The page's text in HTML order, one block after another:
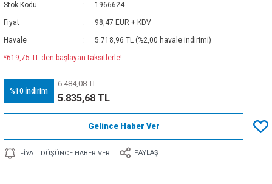
Stok Kodu 1966624
Fiyat 98,47 EUR + KDV
Havale 5.718,96 TL (%2,00 havale indirimi)
*619,75 TL den başlayan taksitlerle!
%10 İndirim
6.484,08 TL
5.835,68 TL
Gelince Haber Ver
FIYATI DÜŞÜNCE HABER VER PAYLAŞ